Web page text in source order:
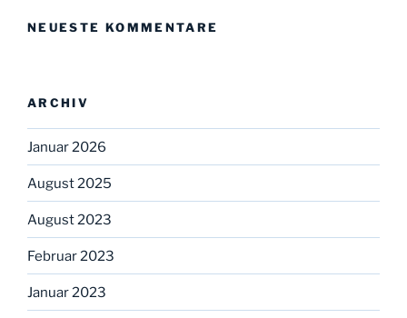
NEUESTE KOMMENTARE
ARCHIV
Januar 2026
August 2025
August 2023
Februar 2023
Januar 2023